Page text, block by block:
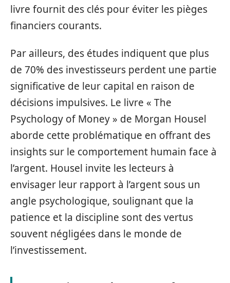
livre fournit des clés pour éviter les pièges
financiers courants.
Par ailleurs, des études indiquent que plus
de 70% des investisseurs perdent une partie
significative de leur capital en raison de
décisions impulsives. Le livre « The
Psychology of Money » de Morgan Housel
aborde cette problématique en offrant des
insights sur le comportement humain face à
l’argent. Housel invite les lecteurs à
envisager leur rapport à l’argent sous un
angle psychologique, soulignant que la
patience et la discipline sont des vertus
souvent négligées dans le monde de
l’investissement.